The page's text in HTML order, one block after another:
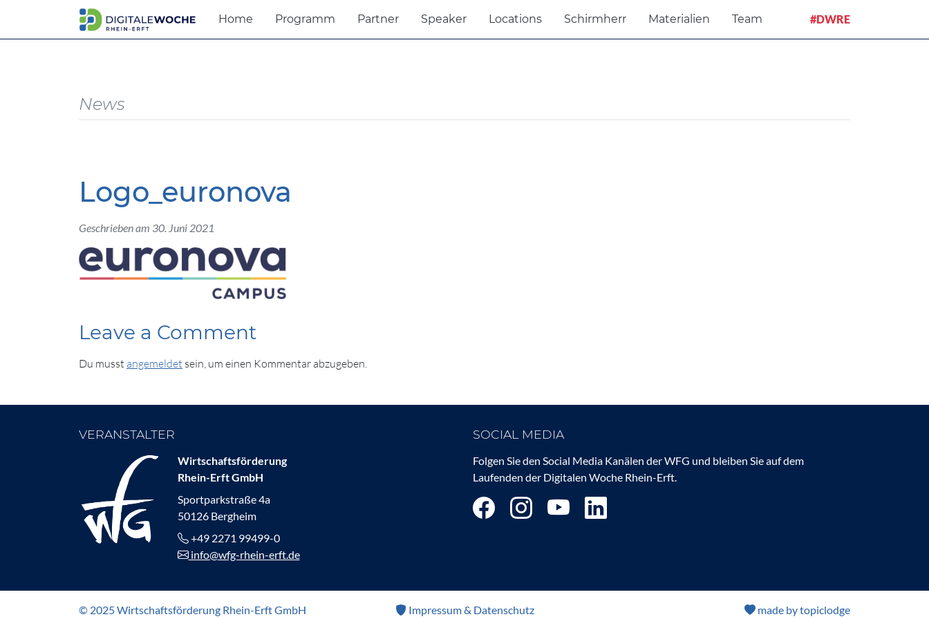
Home Programm Partner Speaker Locations Schirmherr Materialien Team #DWRE
News
Logo_euronova
Geschrieben am 30. Juni 2021
Leave a Comment
Du musst angemeldet sein, um einen Kommentar abzugeben.
VERANSTALTER
Wirtschaftsförderung
Rhein-Erft GmbH
Sportparkstraße 4a
50126 Bergheim
+49 2271 99499-0
info@wfg-rhein-erft.de
SOCIAL MEDIA
Folgen Sie den Social Media Kanälen der WFG und bleiben Sie auf dem
Laufenden der Digitalen Woche Rhein-Erft.
© 2025 Wirtschaftsförderung Rhein-Erft GmbH Impressum & Datenschutz made by topiclodge